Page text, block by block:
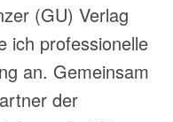
(GU) Verlag
ich professionelle
an. Gemeinsam
der